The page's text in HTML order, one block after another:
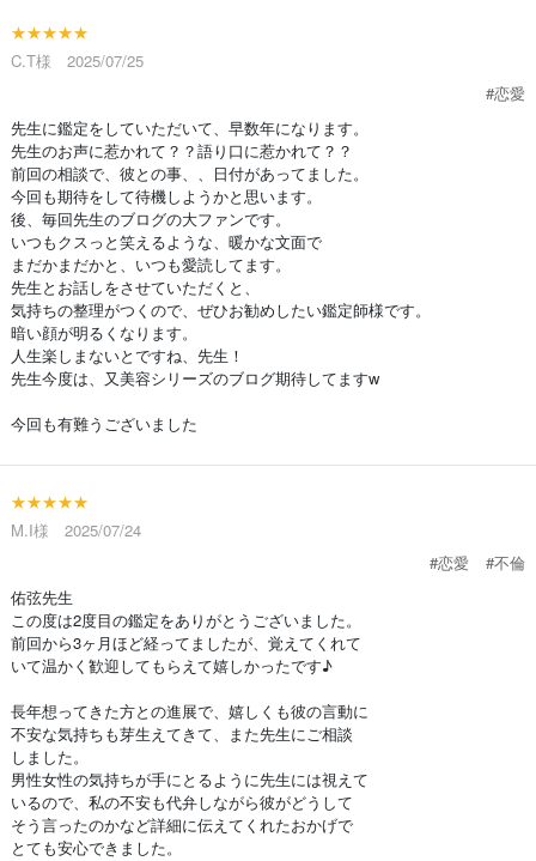
★★★★★
C.T様 2025/07/25
#恋愛
先生に鑑定をしていただいて、早数年になります。
先生のお声に惹かれて？？語り口に惹かれて？？
前回の相談で、彼との事、、日付があってました。
今回も期待をして待機しようかと思います。
後、毎回先生のブログの大ファンです。
いつもクスっと笑えるような、暖かな文面で
まだかまだかと、いつも愛読してます。
先生とお話しをさせていただくと、
気持ちの整理がつくので、ぜひお勧めしたい鑑定師様です。
暗い顔が明るくなります。
人生楽しまないとですね、先生！
先生今度は、又美容シリーズのブログ期待してますw
今回も有難うございました
★★★★★
M.I様 2025/07/24
#恋愛
#不倫
佑弦先生
この度は2度目の鑑定をありがとうございました。
前回から3ヶ月ほど経ってましたが、覚えてくれて
いて温かく歓迎してもらえて嬉しかったです♪
長年想ってきた方との進展で、嬉しくも彼の言動に
不安な気持ちも芽生えてきて、また先生にご相談
しました。
男性女性の気持ちが手にとるように先生には視えて
いるので、私の不安も代弁しながら彼がどうして
そう言ったのかなど詳細に伝えてくれたおかげで
とても安心できました。